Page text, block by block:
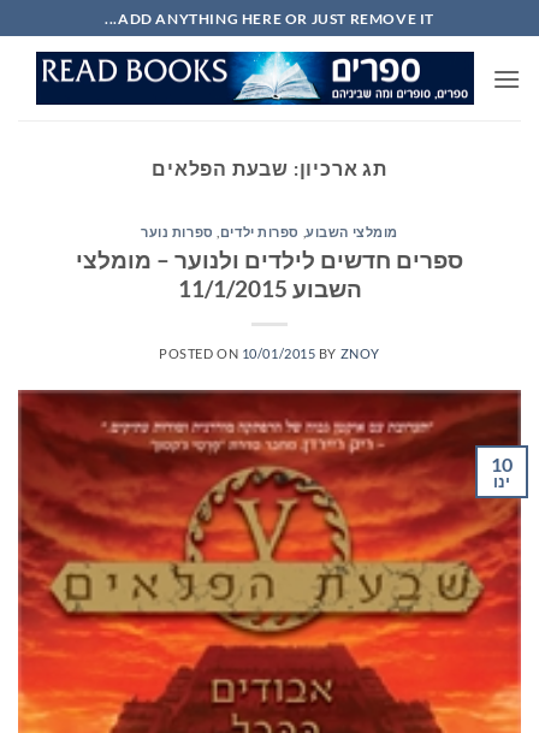
to
content
ADD ANYTHING HERE OR JUST REMOVE IT...
תג ארכיון: שבעת הפלאים
מומלצי השבוע, ספרות ילדים ספרות נוער
ספרים חדשים לילדים ולנוער – מומלצי
השבוע 11/1/2015
POSTED ON 10/01/2015 BY ZNOY
10
ינו